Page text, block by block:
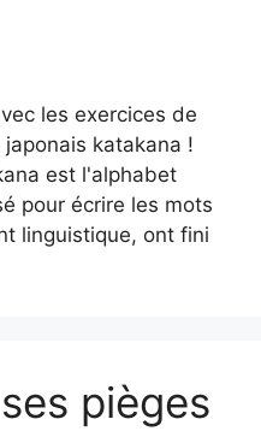
les exercices de
katakana !
est l'alphabet
pour écrire les mots
linguistique, ont fini
pièges